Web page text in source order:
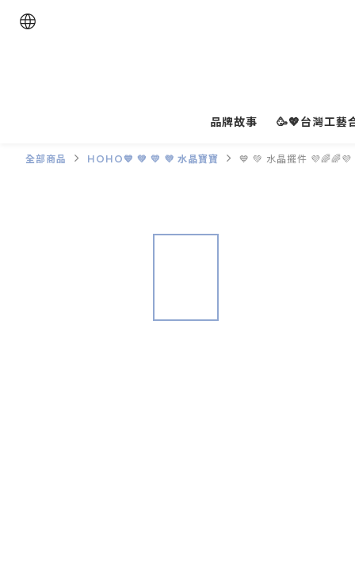
品牌故事 🥳💖台灣工藝
全部商品 HOHO💙 💚 💛 💜 水晶寶寶 💙 💚 水晶擺件 💜🌈🌈💜